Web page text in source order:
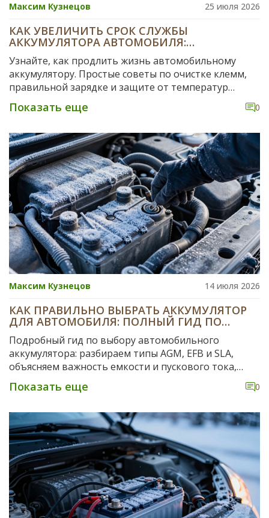
Максим Кузнецов 25 июля 2026
КАК УВЕЛИЧИТЬ СРОК СЛУЖБЫ
АККУМУЛЯТОРА АВТОМОБИЛЯ:
ПРОВЕРЕННЫЕ СОВЕТЫ
Узнайте, как продлить жизнь автомобильному
аккумулятору. Простые советы по очистке клемм,
правильной зарядке и защите от температур
помогут сэкономить деньги и избежать поломок в
дороге.
Показать еще 0
Максим Кузнецов 14 июля 2026
КАК ПРАВИЛЬНО ВЫБРАТЬ АККУМУЛЯТОР
ДЛЯ АВТОМОБИЛЯ: ПОЛНЫЙ ГИД ПО
ТИПАМ, ЕМКОСТИ И ТЕХНОЛОГИЯМ
Подробный гид по выбору автомобильного
аккумулятора: разбираем типы AGM, EFB и SLA,
объясняем важность емкости и пускового тока,
помогаем избежать ошибок при покупке.
Показать еще 0